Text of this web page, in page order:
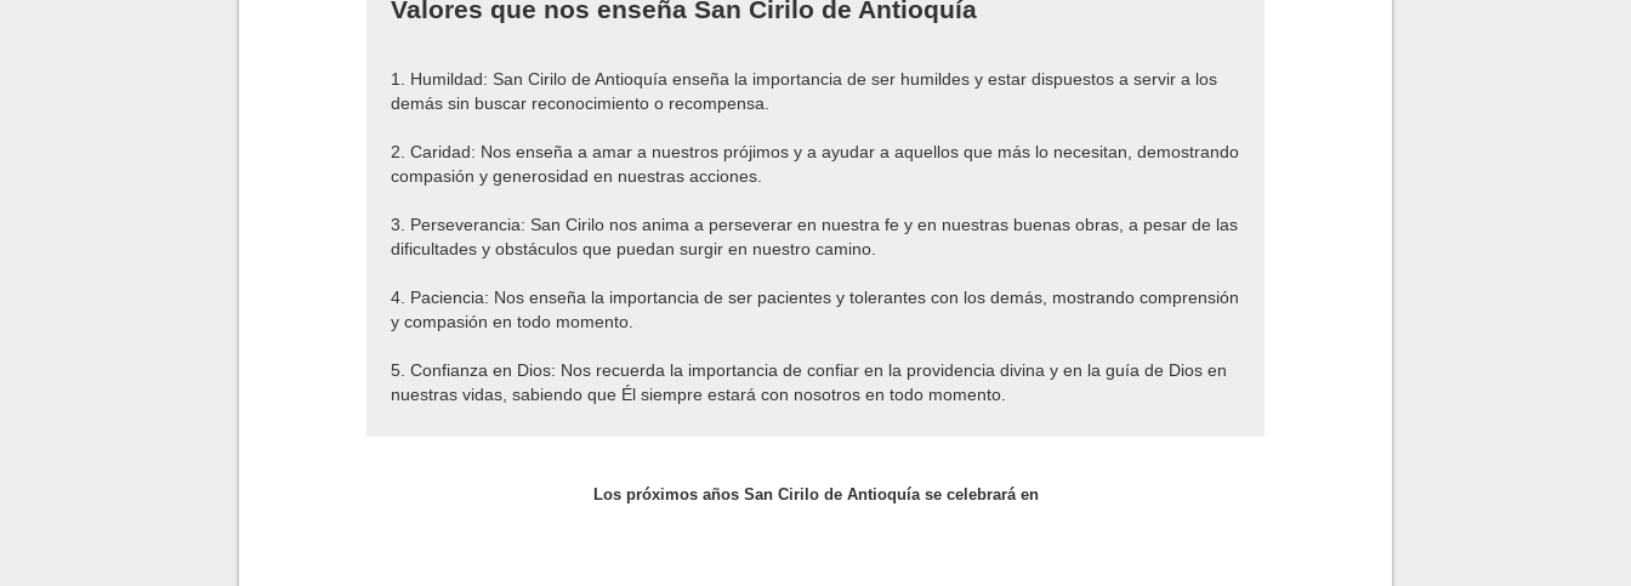
Valores que nos enseña San Cirilo de Antioquía
1. Humildad: San Cirilo de Antioquía enseña la importancia de ser humildes y estar dispuestos a servir a los
demás sin buscar reconocimiento o recompensa.
2. Caridad: Nos enseña a amar a nuestros prójimos y a ayudar a aquellos que más lo necesitan, demostrando
compasión y generosidad en nuestras acciones.
3. Perseverancia: San Cirilo nos anima a perseverar en nuestra fe y en nuestras buenas obras, a pesar de las
dificultades y obstáculos que puedan surgir en nuestro camino.
4. Paciencia: Nos enseña la importancia de ser pacientes y tolerantes con los demás, mostrando comprensión
y compasión en todo momento.
5. Confianza en Dios: Nos recuerda la importancia de confiar en la providencia divina y en la guía de Dios en
nuestras vidas, sabiendo que Él siempre estará con nosotros en todo momento.
Los próximos años San Cirilo de Antioquía se celebrará en